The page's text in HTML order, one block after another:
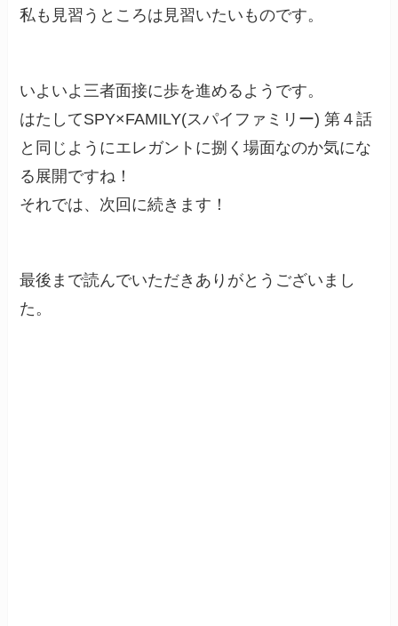
私も見習うところは見習いたいものです。
いよいよ三者面接に歩を進めるようです。
はたしてSPY×FAMILY(スパイファミリー) 第４話
と同じようにエレガントに捌く場面なのか気にな
る展開ですね！
それでは、次回に続きます！
最後まで読んでいただきありがとうございまし
た。